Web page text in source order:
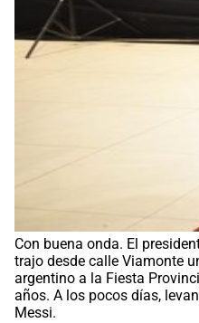
Con buena onda. El
trajo desde calle Viamonte
argentino a la Fiesta
años. A los pocos días,
Messi.